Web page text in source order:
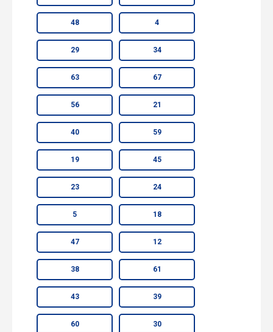
48 4
29 34
63 67
56 21
40 59
19 45
23 24
5 18
47 12
38 61
43 39
60 30